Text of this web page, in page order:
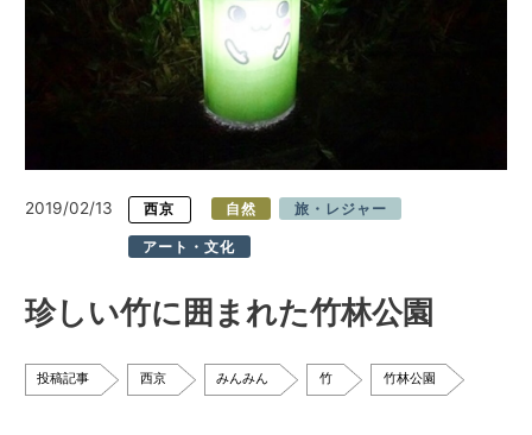
2019/02/13 西京 自然 旅・レジャー
アート・文化
珍しい竹に囲まれた竹林公園
投稿記事 西京 みんみん 竹 竹林公園